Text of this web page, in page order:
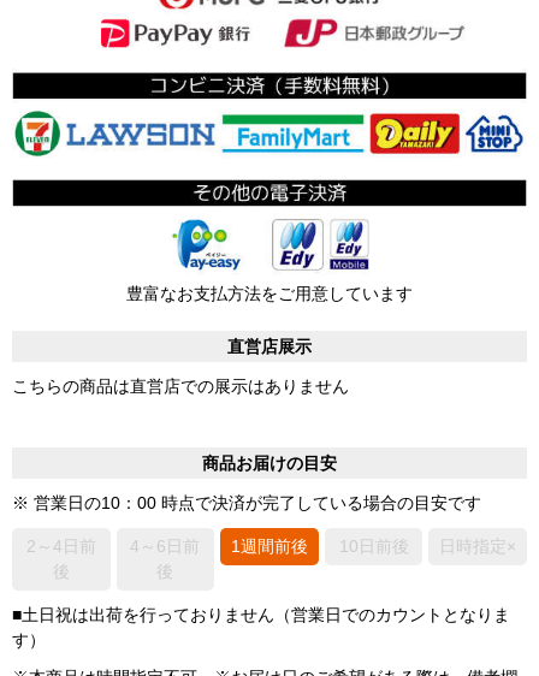
豊富なお支払方法をご用意しています
直営店展示
こちらの商品は直営店での展示はありません
商品お届けの目安
※ 営業日の10：00 時点で決済が完了している場合の目安です
2～4日前
後
4～6日前
後
1週間前後 10日前後 日時指定×
■土日祝は出荷を行っておりません（営業日でのカウントとなりま
す）